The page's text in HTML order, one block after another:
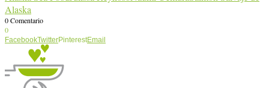
Alaska
0 Comentario
0
FacebookTwitterPinterestEmail